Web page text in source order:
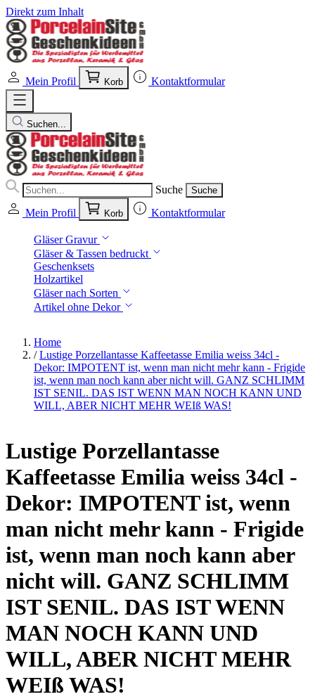
Direkt zum Inhalt
Mein Profil Korb Kontaktformular
Suchen...
Suche Suche
Mein Profil Korb Kontaktformular
Gläser Gravur
Gläser & Tassen bedruckt
Geschenksets
Holzartikel
Gläser nach Sorten
Artikel ohne Dekor
Home
/ Lustige Porzellantasse Kaffeetasse Emilia weiss 34cl -
Dekor: IMPOTENT ist, wenn man nicht mehr kann - Frigide
ist, wenn man noch kann aber nicht will. GANZ SCHLIMM
IST SENIL. DAS IST WENN MAN NOCH KANN UND
WILL, ABER NICHT MEHR WEIß WAS!
Lustige Porzellantasse
Kaffeetasse Emilia weiss 34cl -
Dekor: IMPOTENT ist, wenn
man nicht mehr kann - Frigide
ist, wenn man noch kann aber
nicht will. GANZ SCHLIMM
IST SENIL. DAS IST WENN
MAN NOCH KANN UND
WILL, ABER NICHT MEHR
WEIß WAS!